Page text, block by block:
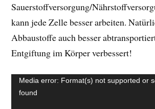
Sauerstoffversorgung/
kann jede Zelle besser arbeiten.
Abbaustoffe auch besser
Entgiftung im Körper verbessert!
Video-
Player
Media error: Format(s) not supported or
found